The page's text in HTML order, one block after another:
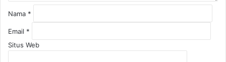
Nama *
Email *
Situs Web